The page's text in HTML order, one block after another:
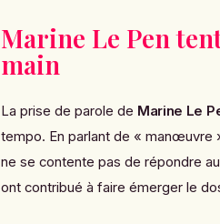
Marine Le Pen
main
La prise de parole de Marine Le
tempo. En parlant de « manœuvre
ne se contente pas de répondre
ont contribué à faire émerger le